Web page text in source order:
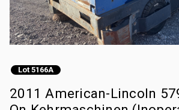
Lot 5166A
2011 American-Lincoln